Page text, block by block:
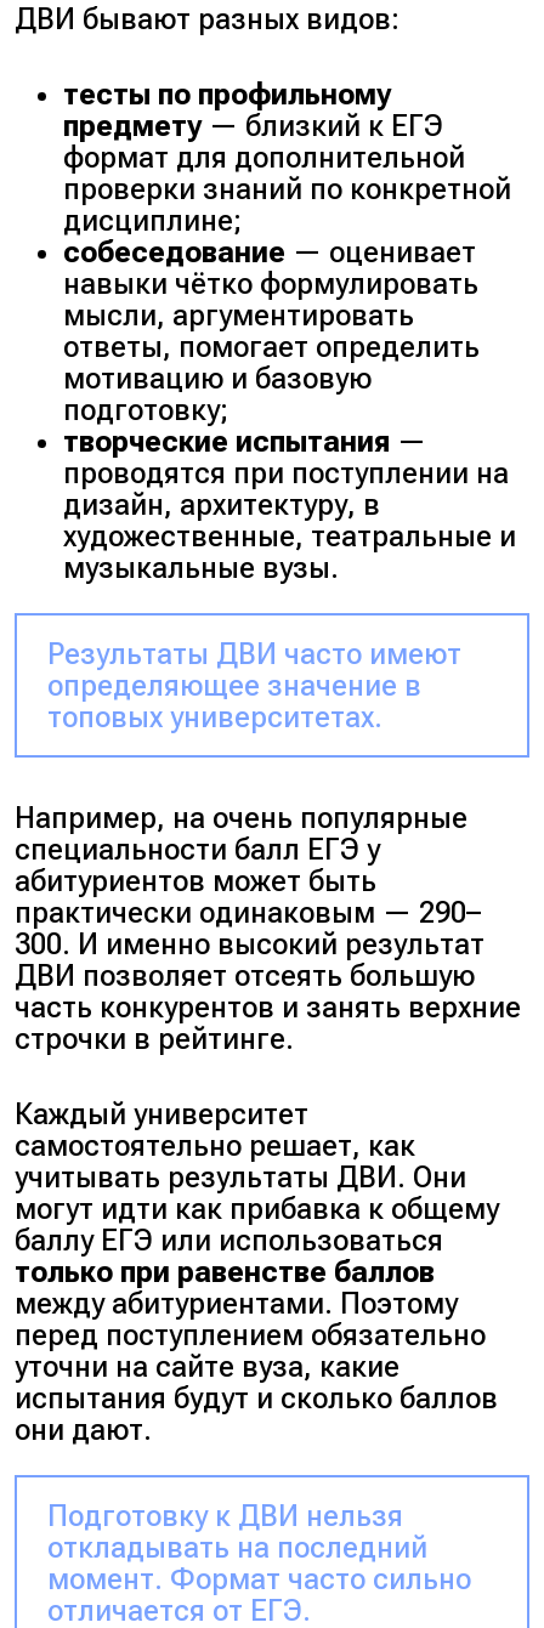
ДВИ бывают разных видов:
тесты по профильному
предмету— близкий к ЕГЭ
формат для дополнительной
проверки знаний по конкретной
дисциплине;
собеседование — оценивает
навыки чётко формулировать
мысли, аргументировать
ответы, помогает определить
мотивацию и базовую
подготовку;
творческие испытания —
проводятся при поступлении на
дизайн, архитектуру, в
художественные, театральные и
музыкальные вузы.
Результаты ДВИ часто имеют
определяющее значение в
топовых университетах.
Например, на очень популярные
специальности балл ЕГЭ у
абитуриентов может быть
практически одинаковым — 290–
300. И именно высокий результат
ДВИ позволяет отсеять большую
часть конкурентов и занять верхние
строчки в рейтинге.
Каждый университет
самостоятельно решает, как
учитывать результаты ДВИ. Они
могут идти как прибавка к общему
баллу ЕГЭ или использоваться
только при равенстве баллов
между абитуриентами. Поэтому
перед поступлением обязательно
уточни на сайте вуза, какие
испытания будут и сколько баллов
они дают.
Подготовку к ДВИ нельзя
откладывать на последний
момент. Формат часто сильно
отличается от ЕГЭ.